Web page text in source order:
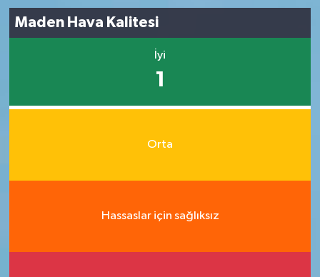
Maden Hava Kalitesi
İyi
1
Orta
Hassaslar için sağlıksız